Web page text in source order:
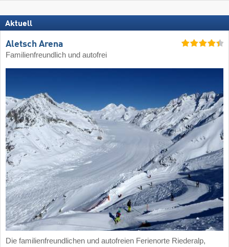
Aktuell
Aletsch Arena
Familienfreundlich und autofrei
Die familienfreundlichen und autofreien Ferienorte Riederalp,